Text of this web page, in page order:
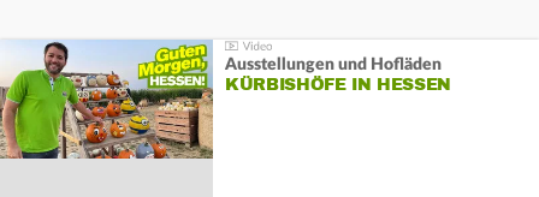
Ausstellungen und Hofläden
KÜRBISHÖFE IN HESSEN